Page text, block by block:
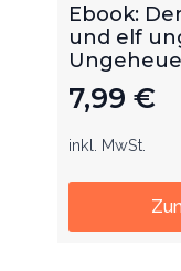
Ebook:
und elf
7,99 €
inkl. MwSt.